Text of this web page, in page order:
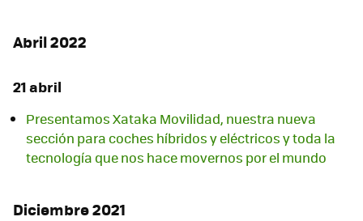
Abril 2022
21 abril
Presentamos Xataka Movilidad, nuestra nueva
sección para coches híbridos y eléctricos y toda la
tecnología que nos hace movernos por el mundo
Diciembre 2021